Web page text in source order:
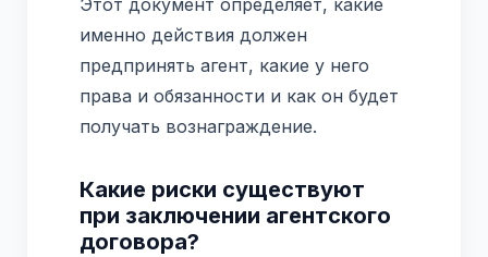
Этот документ определяет, какие
именно действия должен
предпринять агент, какие у него
права и обязанности и как он будет
получать вознаграждение.
Какие риски существуют
при заключении агентского
договора?